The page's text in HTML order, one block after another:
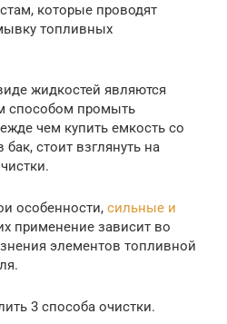
которые проводят
топливных
жидкостей являются
способом промыть
чем купить емкость со
стоит взглянуть на
особенности, сильные и
применение зависит во
элементов топливной
3 способа очистки.